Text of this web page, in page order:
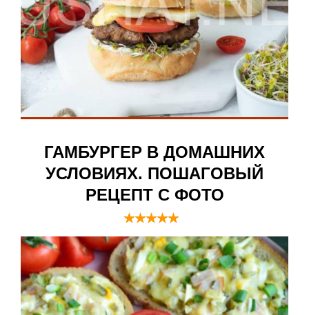
ГАМБУРГЕР В ДОМАШНИХ
УСЛОВИЯХ. ПОШАГОВЫЙ
РЕЦЕПТ С ФОТО